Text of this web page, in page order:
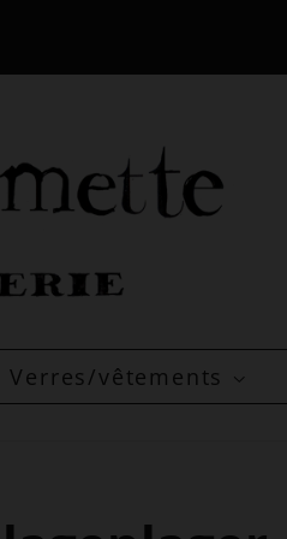
Verres/vêtements